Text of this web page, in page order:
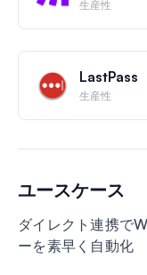
生産性
LastPass
生産性
ユースケース
ダイレクト連携で
ーを素早く自動化